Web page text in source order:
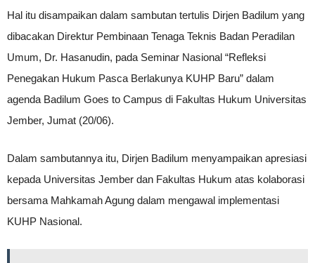
Hal itu disampaikan dalam sambutan tertulis Dirjen Badilum yang
dibacakan Direktur Pembinaan Tenaga Teknis Badan Peradilan
Umum, Dr. Hasanudin, pada Seminar Nasional “Refleksi
Penegakan Hukum Pasca Berlakunya KUHP Baru” dalam
agenda Badilum Goes to Campus di Fakultas Hukum Universitas
Jember, Jumat (20/06).
Dalam sambutannya itu, Dirjen Badilum menyampaikan apresiasi
kepada Universitas Jember dan Fakultas Hukum atas kolaborasi
bersama Mahkamah Agung dalam mengawal implementasi
KUHP Nasional.